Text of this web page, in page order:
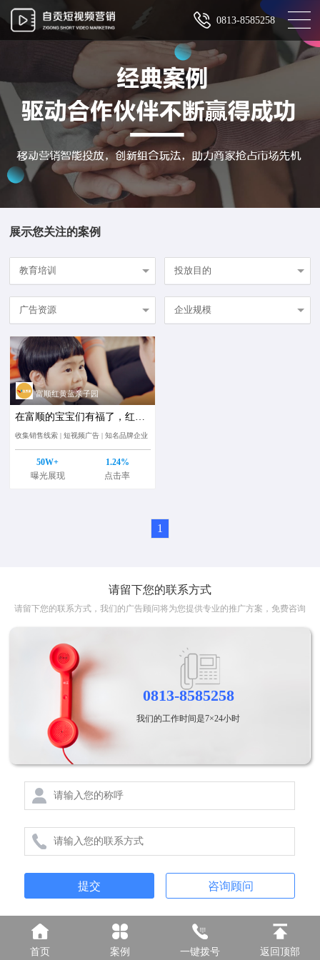
0813-8585258
展示您关注的案例
教育培训 投放目的
广告资源 企业规模
富顺红黄蓝亲子园
收集销售线索 | 短视频广告 | 知名品牌企业
50W+
曝光展现
1.24%
点击率
1
请留下您的联系方式
请留下您的联系方式，我们的广告顾问将为您提供专业的推广方案，免费咨询
0813-8585258
我们的工作时间是7×24小时
提交 咨询顾问
首页 案例 一键拨号 返回顶部